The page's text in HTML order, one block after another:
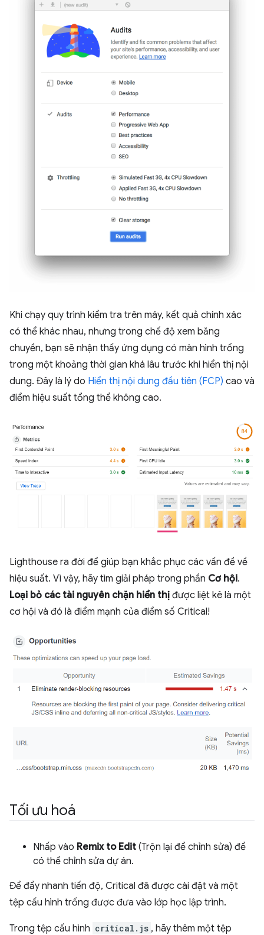
Khi chạy quy trình kiểm tra trên máy, kết quả chính xác
có thể khác nhau, nhưng trong chế độ xem băng
chuyền, bạn sẽ nhận thấy ứng dụng có màn hình trống
trong một khoảng thời gian khá lâu trước khi hiển thị nội
dung. Đây là lý do Hiển thị nội dung đầu tiên (FCP) cao và
điểm hiệu suất tổng thể không cao.
Lighthouse ra đời để giúp bạn khắc phục các vấn đề về
hiệu suất. Vì vậy, hãy tìm giải pháp trong phần Cơ hội.
Loại bỏ các tài nguyên chặn hiển thị được liệt kê là một
cơ hội và đó là điểm mạnh của điểm số Critical!
Tối ưu hoá
Nhấp vào Remix to Edit (Trộn lại để chỉnh sửa) để
có thể chỉnh sửa dự án.
Để đẩy nhanh tiến độ, Critical đã được cài đặt và một
tệp cấu hình trống được đưa vào lớp học lập trình.
Trong tệp cấu hình critical.js , hãy thêm một tệp